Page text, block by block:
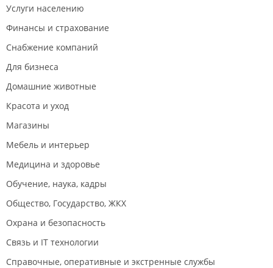
Услуги населению
Финансы и страхование
Снабжение компаний
Для бизнеса
Домашние животные
Красота и уход
Магазины
Мебель и интерьер
Медицина и здоровье
Обучение, наука, кадры
Общество, Государство, ЖКХ
Охрана и безопасность
Связь и IT технологии
Справочные, оперативные и экстренные службы